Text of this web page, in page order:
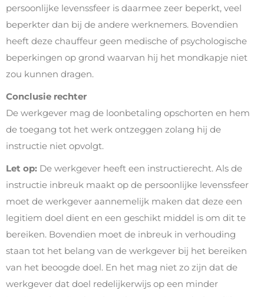
persoonlijke levenssfeer is daarmee zeer beperkt, veel
beperkter dan bij de andere werknemers. Bovendien
heeft deze chauffeur geen medische of psychologische
beperkingen op grond waarvan hij het mondkapje niet
zou kunnen dragen.
Conclusie rechter
De werkgever mag de loonbetaling opschorten en hem
de toegang tot het werk ontzeggen zolang hij de
instructie niet opvolgt.
Let op: De werkgever heeft een instructierecht. Als de
instructie inbreuk maakt op de persoonlijke levenssfeer
moet de werkgever aannemelijk maken dat deze een
legitiem doel dient en een geschikt middel is om dit te
bereiken. Bovendien moet de inbreuk in verhouding
staan tot het belang van de werkgever bij het bereiken
van het beoogde doel. En het mag niet zo zijn dat de
werkgever dat doel redelijkerwijs op een minder